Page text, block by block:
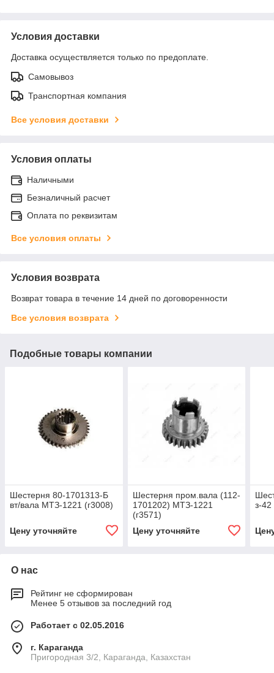
Условия доставки
Доставка осуществляется только по предоплате.
Самовывоз
Транспортная компания
Все условия доставки
Условия оплаты
Наличными
Безналичный расчет
Оплата по реквизитам
Все условия оплаты
Условия возврата
Возврат товара в течение 14 дней по договоренности
Все условия возврата
Подобные товары компании
Шестерня 80-1701313-Б
вт/вала МТЗ-1221 (г3008)
Цену уточняйте
Шестерня пром.вала (112-
1701202) МТЗ-1221
(г3571)
Цену уточняйте
з-
О нас
Рейтинг не сформирован
Менее 5 отзывов за последний год
Работает с 02.05.2016
г. Караганда
Пригородная 3/2, Караганда, Казахстан